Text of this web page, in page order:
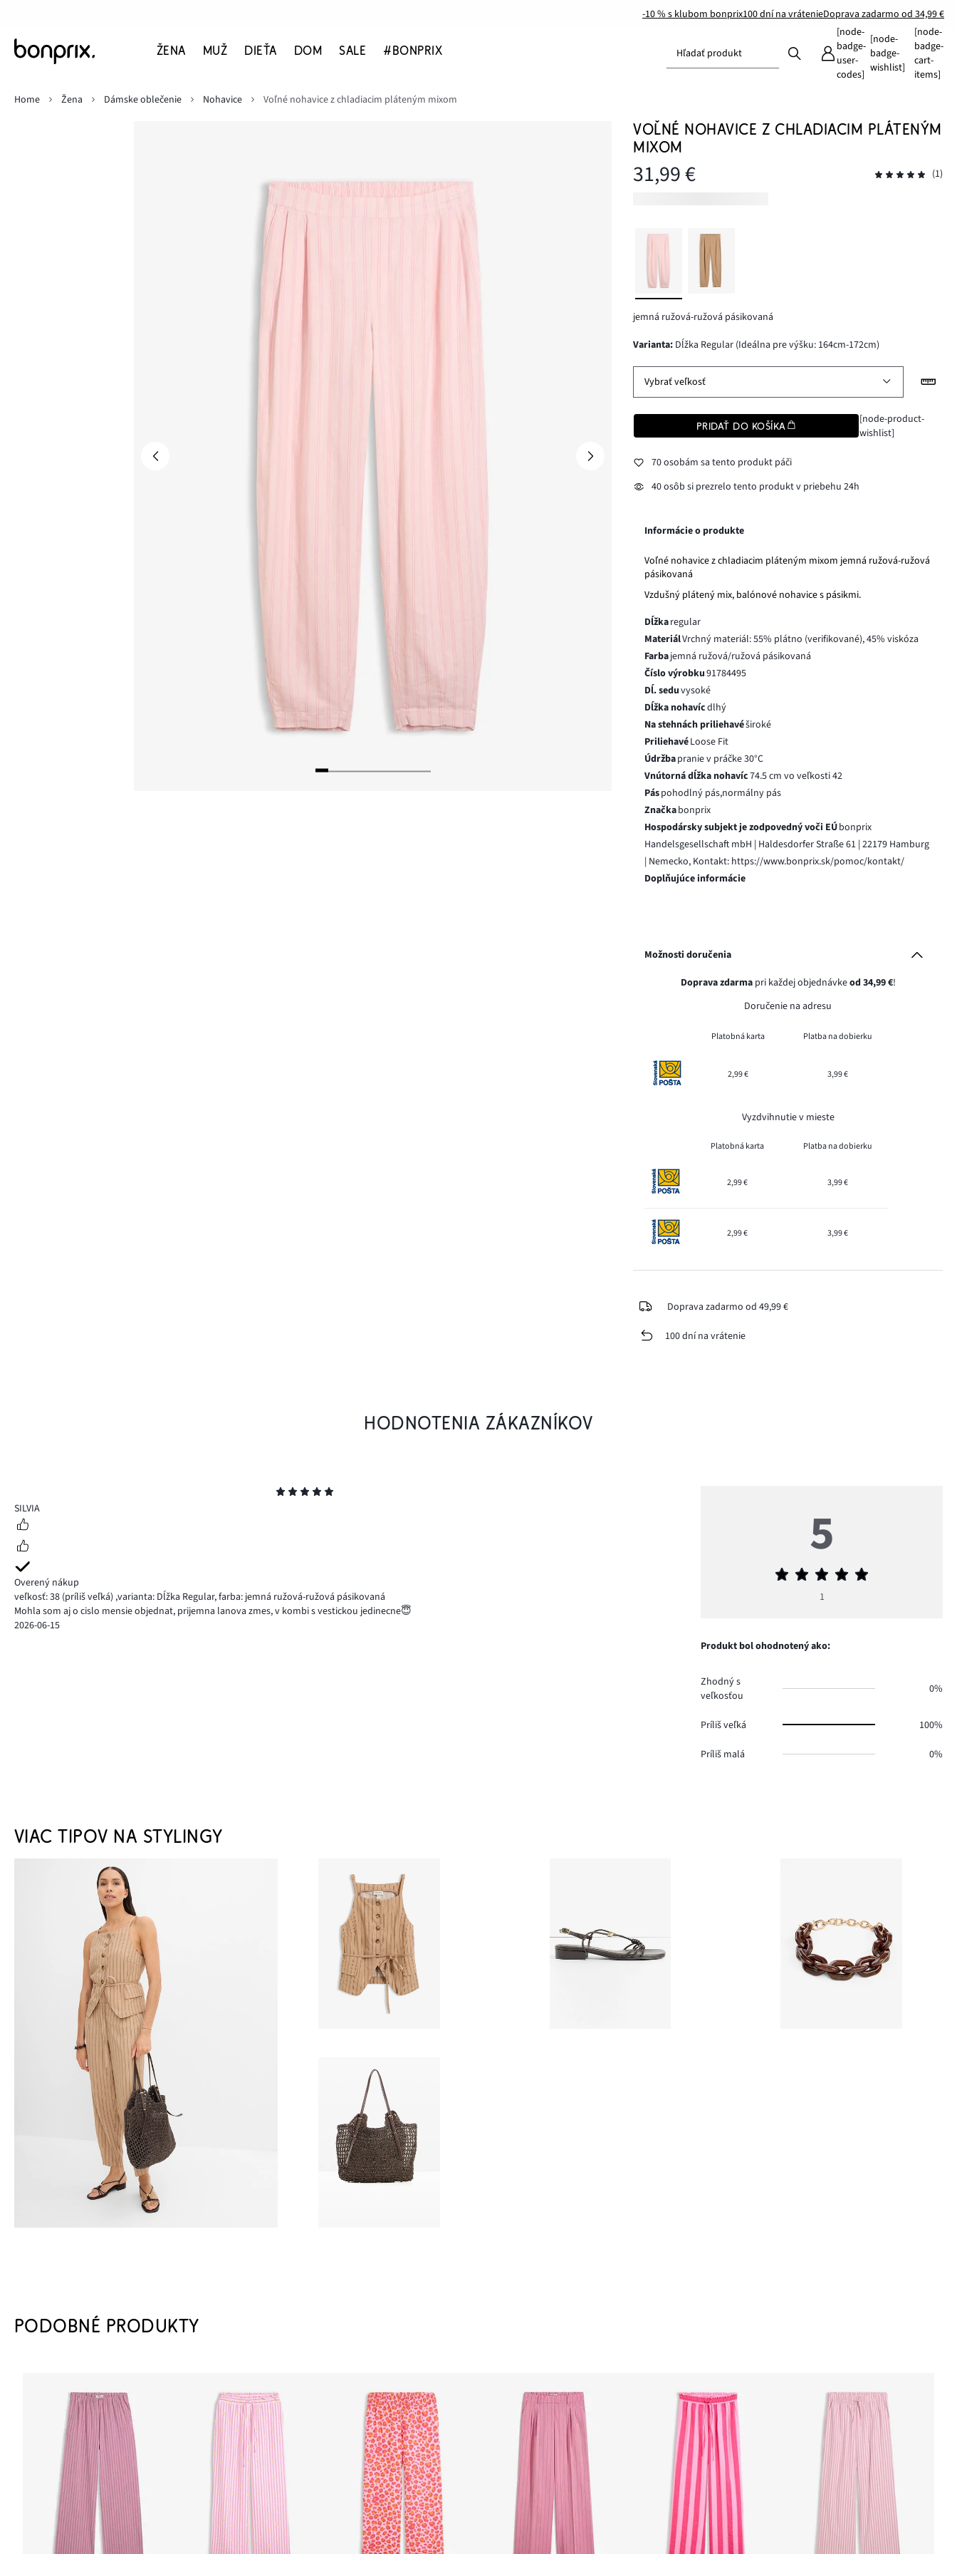
-10 % s klubom bonprix100 dní na vrátenieDoprava zadarmo od 34,99 €
ŽENA MUŽ DIEŤA DOM SALE #BONPRIX Hľadať produkt
[node-
badge-
user-
codes]
[node-
badge-
wishlist]
[node-
badge-
cart-
items]
Home
Žena Dámske oblečenie Nohavice Voľné nohavice z chladiacim pláteným mixom
VOĽNÉ NOHAVICE Z CHLADIACIM PLÁTENÝM
MIXOM
31,99 € (1)
jemná ružová-ružová pásikovaná
varianta: Dĺžka Regular (Ideálna pre výšku: 164cm-172cm)
Vybrať veľkosť
PRIDAŤ DO KOŠÍKA
[node-product-
wishlist]
70 osobám sa tento produkt páči
40 osôb si prezrelo tento produkt v priebehu 24h
Informácie o produkte
Voľné nohavice z chladiacim pláteným mixom jemná ružová-ružová
pásikovaná
Vzdušný plátený mix, balónové nohavice s pásikmi.
Dĺžkaregular
MateriálVrchný materiál: 55% plátno (verifikované), 45% viskóza
Farbajemná ružová/ružová pásikovaná
Číslo výrobku91784495
Dĺ. seduvysoké
Dĺžka nohavícdlhý
Na stehnách priliehavéširoké
PriliehavéLoose Fit
Údržbapranie v práčke 30°C
Vnútorná dĺžka nohavíc74.5 cm vo veľkosti 42
Páspohodlný pás,normálny pás
Značkabonprix
Hospodársky subjekt je zodpovedný voči EÚbonprix
Handelsgesellschaft mbH | Haldesdorfer Straße 61 | 22179 Hamburg
| Nemecko, Kontakt: https://www.bonprix.sk/pomoc/kontakt/
Doplňujúce informácie
Možnosti doručenia
Doprava zdarmapri každej objednávkeod 34,99 €!
Doručenie na adresu
Platobná karta Platba na dobierku
2,99 € 3,99 €
Vyzdvihnutie v mieste
Platobná karta Platba na dobierku
2,99 € 3,99 €
2,99 € 3,99 €
Doprava zadarmo od 49,99 €
100 dní na vrátenie
HODNOTENIA ZÁKAZNÍKOV
5
SILVIA
Overený nákup
veľkosť: 38 (príliš veľká) ,varianta: Dĺžka Regular,farba: jemná ružová-ružová pásikovaná
Mohla som aj o cislo mensie objednat, prijemna lanova zmes, v kombi s vestickou jedinecne😇
2026-06-15
5
Priemerné
5
1
Produkt bol ohodnotený ako:
Zhodný s
veľkosťou
0%
Príliš veľká 100%
Príliš malá 0%
VIAC TIPOV NA STYLINGY
PODOBNÉ PRODUKTY